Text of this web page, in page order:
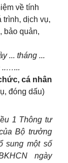
về tính
trình, dịch vụ,
bảo quản,
... tháng ...
..…...
cá nhân
đóng dấu)
1 Thông tư
Bộ trưởng
sung một số
ngày